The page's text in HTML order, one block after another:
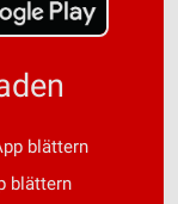
blättern
blättern